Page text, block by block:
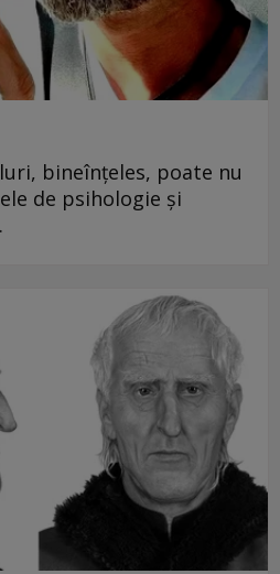
bineînțeles, poate nu
de psihologie și